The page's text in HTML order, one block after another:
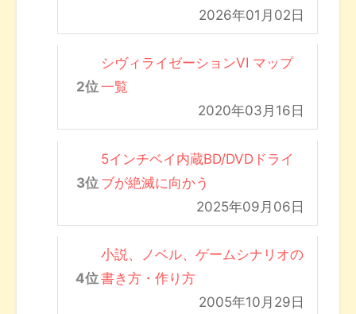
2026年01月02日
シヴィライゼーションVI マップ
一覧
2020年03月16日
5インチベイ内蔵BD/DVDドライ
ブが絶滅に向かう
2025年09月06日
小説、ノベル、ゲームシナリオの
書き方・作り方
2005年10月29日